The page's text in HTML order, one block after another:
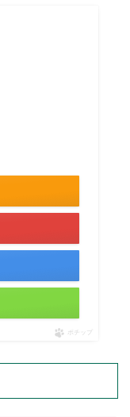
ポチップ